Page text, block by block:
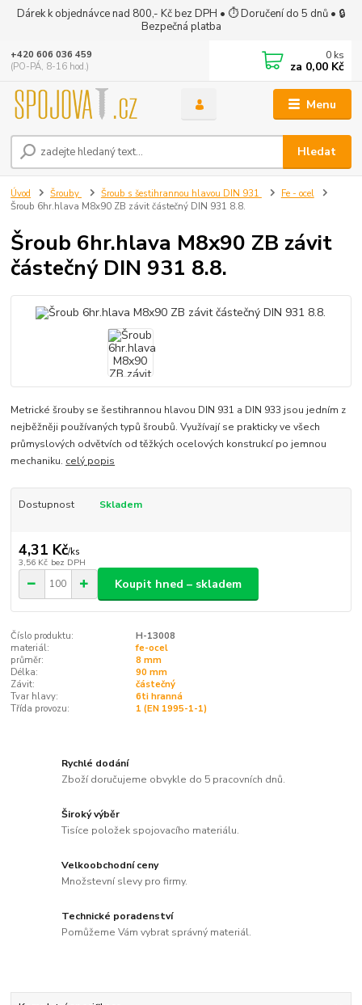
Dárek k objednávce nad 800,- Kč bez DPH • ⏱ Doručení do 5 dnů • 🔒
Bezpečná platba
Menu
Hledat
+420 606 036 459
(PO-PÁ, 8-16 hod.)
0 ks
za 0,00 Kč
Úvod Šrouby Šroub s šestihrannou hlavou DIN 931
Fe - ocel
Šroub 6hr.hlava M8x90 ZB závit částečný DIN 931 8.8.
Šroub 6hr.hlava M8x90 ZB závit
částečný DIN 931 8.8.
Metrické šrouby se šestihrannou hlavou DIN 931 a DIN 933 jsou jedním z
nejběžněji používaných typů šroubů. Využívají se prakticky ve všech
průmyslových odvětvích od těžkých ocelových konstrukcí po jemnou
mechaniku. celý popis
Dostupnost Skladem
4,31 Kč/ks
3,56 Kč bez DPH
Koupit hned – skladem
Číslo produktu:
H-13008
materiál:
fe-ocel
průměr:
8 mm
Délka:
90 mm
Závit:
částečný
Tvar hlavy:
6ti hranná
Třída provozu:
1 (EN 1995-1-1)
Rychlé dodání
Zboží doručujeme obvykle do 5 pracovních dnů.
Široký výběr
Tisíce položek spojovacího materiálu.
Velkoobchodní ceny
Množstevní slevy pro firmy.
Technické poradenství
Pomůžeme Vám vybrat správný materiál.